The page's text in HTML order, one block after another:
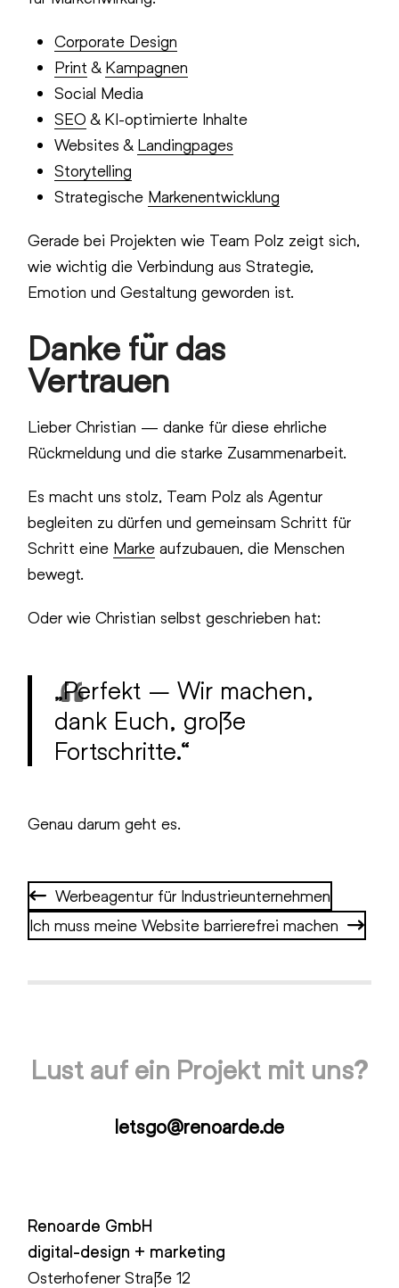
Corporate Design
Print & Kampagnen
Social Media
SEO & KI-optimierte Inhalte
Websites & Landingpages
Storytelling
Strategische Markenentwicklung
Gerade bei Projekten wie Team Polz zeigt sich,
wie wichtig die Verbindung aus Strategie,
Emotion und Gestaltung geworden ist.
Danke für das
Vertrauen
Lieber Christian — danke für diese ehrliche
Rückmeldung und die starke Zusammenarbeit.
Es macht uns stolz, Team Polz als Agentur
begleiten zu dürfen und gemeinsam Schritt für
Schritt eine Marke aufzubauen, die Menschen
bewegt.
Oder wie Christian selbst geschrieben hat:
„Perfekt – Wir machen,
dank Euch, große
Fortschritte.“
Genau darum geht es.
Werbeagentur für Industrieunternehmen
Ich muss meine Website barrierefrei machen
Lust auf ein Projekt mit uns?
letsgo@renoarde.de
Renoarde GmbH
digital-design + marketing
Osterhofener Straße 12